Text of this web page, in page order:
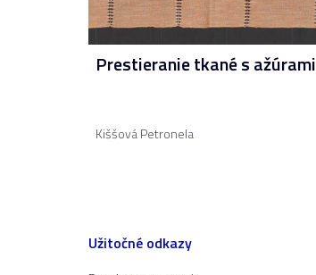
Prestieranie tkané s ažúrami
Kiššová Petronela
Užitočné odkazy